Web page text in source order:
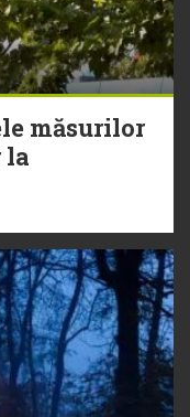
măsurilor
la